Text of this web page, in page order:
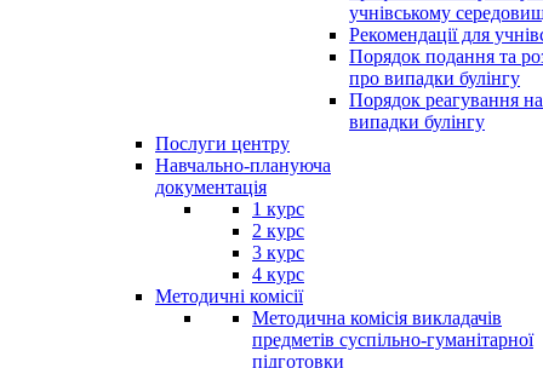
учнівському
Рекомендації для
Порядок подання та
про випадки булінгу
Порядок реагування
випадки булінгу
Послуги центру
Навчально-плануюча
документація
1 курс
2 курс
3 курс
4 курс
Методичні комісії
Методична комісія викладачів
предметів суспільно-гуманітарної
підготовки